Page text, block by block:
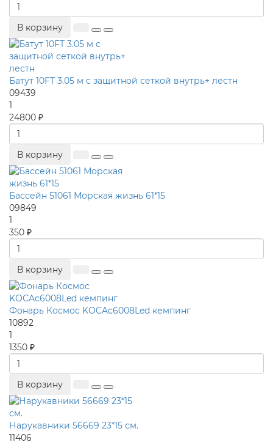
В корзину
Батут 10FT 3.05 м с защитной сеткой внутрь+ лестн
09439
1
24800 ₽
В корзину
Бассейн 51061 Морская жизнь 61*15
09849
1
350 ₽
В корзину
Фонарь Космос KOCAc6008Led кемпинг
10892
1
1350 ₽
В корзину
Нарукавники 56669 23*15 см.
11406